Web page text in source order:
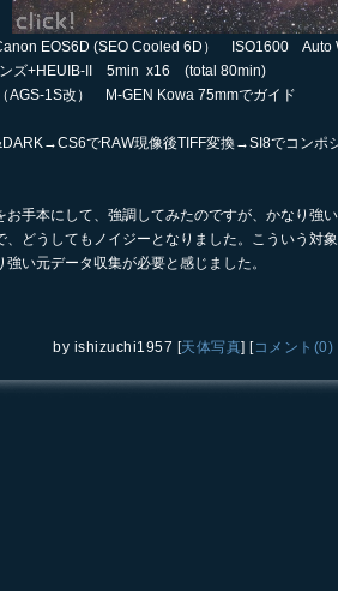
EOS6D (SEO Cooled 6D） ISO1600 Auto
ンズ+HEUIB-II 5min x16 (total 80min)
AGS-1S改） M-GEN Kowa 75mmでガイド
でRAW現像後TIFF変換→SI8でコンポ
お手本にして、強調してみたのですが、かなり強
、どうしてもノイジーとなりました。こういう対
強い元データ収集が必要と感じました。
by ishizuchi1957 [天体写真] [コメント(0)